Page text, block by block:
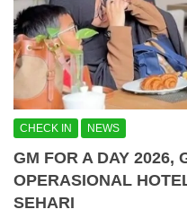
CHECK IN NEWS
GM FOR A DAY 2026,
OPERASIONAL
SEHARI